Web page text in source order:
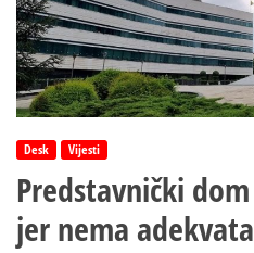
Desk Vijesti
Predstavnički
jer nema